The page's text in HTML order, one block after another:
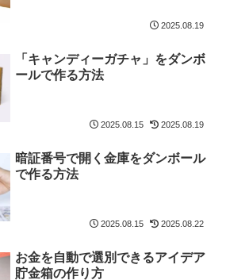
2025.08.19
「キャンディーガチャ」をダンボ
ールで作る方法
2025.08.15 2025.08.19
暗証番号で開く金庫をダンボール
で作る方法
2025.08.15 2025.08.22
お金を自動で選別できるアイデア
貯金箱の作り方